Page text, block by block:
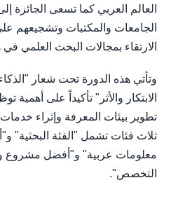
العالم العربي كما تسعى الجائزة
الجامعات والمكتبات وتشجيعهم
الارتقاء بمجالات البحث العلمي
وتأتي هذه الدورة تحت شعار
الابتكار والأثر" تأكيداً على أهمية
تطوير بيئات المعرفة وإثراء
ثلاث فئات تشمل "الفئة البحثية"
معلومات عربية" و"أفضل
التخصص".